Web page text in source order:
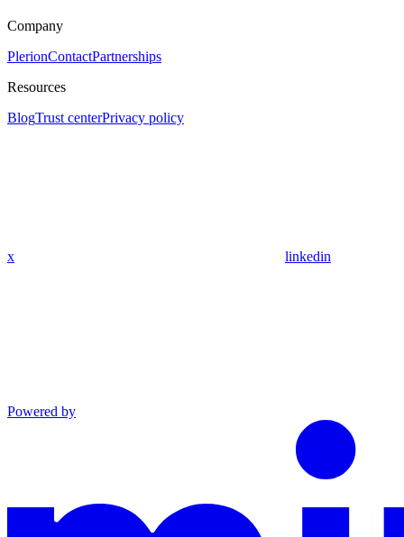
Company
PlerionContactPartnerships
Resources
BlogTrust centerPrivacy policy
x linkedin
Powered by